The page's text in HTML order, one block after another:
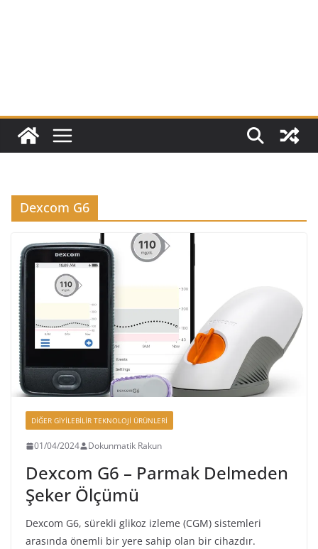
Dexcom G6
DIĞER GIYILEBILIR TEKNOLOJI ÜRÜNLERI
01/04/2024 Dokunmatik Rakun
Dexcom G6 – Parmak Delmeden
Şeker Ölçümü
Dexcom G6, sürekli glikoz izleme (CGM) sistemleri
arasında önemli bir yere sahip olan bir cihazdır.